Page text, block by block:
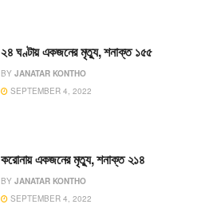
২৪ ঘণ্টায় একজনের মৃত্যু, শনাক্ত ১৫৫
BY JANATAR KONTHO
SEPTEMBER 4, 2022
করোনায় একজনের মৃত্যু, শনাক্ত ২১৪
BY JANATAR KONTHO
SEPTEMBER 4, 2022